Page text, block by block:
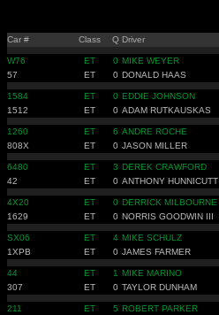
Car # Class Q Driver
W76 ET 0 MIKE WEYER
57
ET 0 DONALD HAAS
1584 ET 0 EDDIE JOHNSON
1512
ET 0 ADAM RUTKAUSKAS
1260 ET 6 ANDRE ROCHE
808X
ET 0 JASON MILLER
6480 ET 3 DEREK CRAWFORD
42
ET 0 ANTHONY HUNNICUTT
4X20 ET 0 DERRICK MILBOURNE
1629
ET 0 NORRIS GOODWIN III
SX06 ET 4 MIKE SCHULZ
1XPB
ET 0 JAMES FARMER
44 ET 1 MIKE MARINO
307
ET 0 TAYLOR DUNHAM
211 ET 5 ROBERT PARKER